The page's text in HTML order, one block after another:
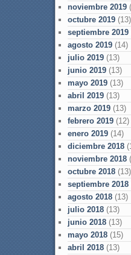
noviembre 2019
octubre 2019(13)
septiembre 2019
agosto 2019(14)
julio 2019(13)
junio 2019(13)
mayo 2019(13)
abril 2019(13)
marzo 2019(13)
febrero 2019(12)
enero 2019(14)
diciembre 2018
noviembre 2018
octubre 2018(13)
septiembre 2018
agosto 2018(13)
julio 2018(13)
junio 2018(13)
mayo 2018(15)
abril 2018(13)